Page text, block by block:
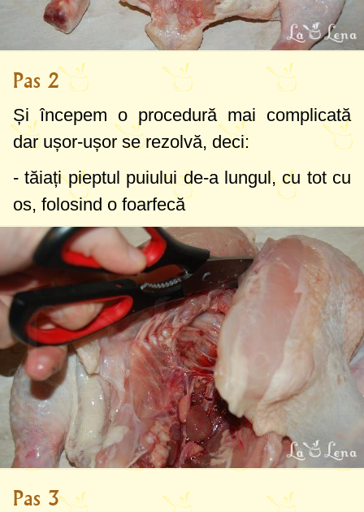
Pas 2
Și începem o procedură mai complicată
dar ușor-ușor se rezolvă, deci:
- tăiați pieptul puiului de-a lungul, cu tot cu
os, folosind o foarfecă
Pas 3